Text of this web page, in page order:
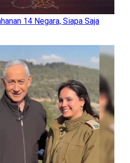
14 Negara, Siapa Saja